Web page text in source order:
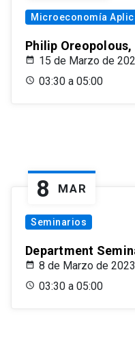
Microeconomía
Philip
15 de Marzo de
03:30 a 05:00
8 MAR
Seminarios
Department
8 de Marzo de 2023
03:30 a 05:00